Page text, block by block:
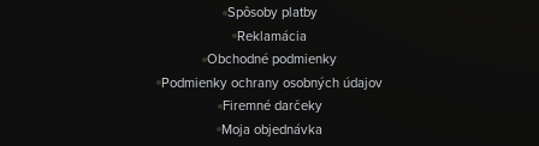
Spôsoby platby
Reklamácia
Obchodné podmienky
Podmienky ochrany osobných údajov
Firemné darčeky
Moja objednávka